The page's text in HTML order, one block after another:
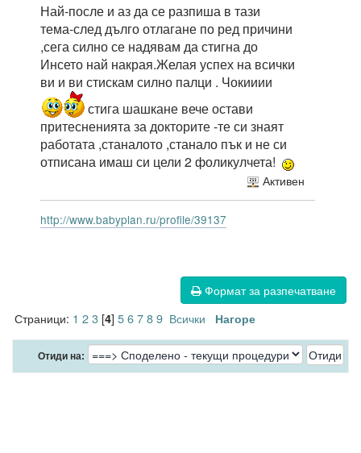
Най-после и аз да се разпиша в тази
тема-след дълго отлагане по ред причини
,сега силно се надявам да стигна до
Инсето най накрая.Желая успех на всички
ви и ви стискам силно палци . Чокииии
стига шашкане вече остави
притесненията за докторите -те си знаят
работата ,станалото ,станало пък и не си
отписана имаш си цели 2 фоликулчета!
Активен
http://www.babyplan.ru/profile/39137
Формат за разпечатване
Страници: 1 23[4] 56789 Всички Нагоре
Отиди на: